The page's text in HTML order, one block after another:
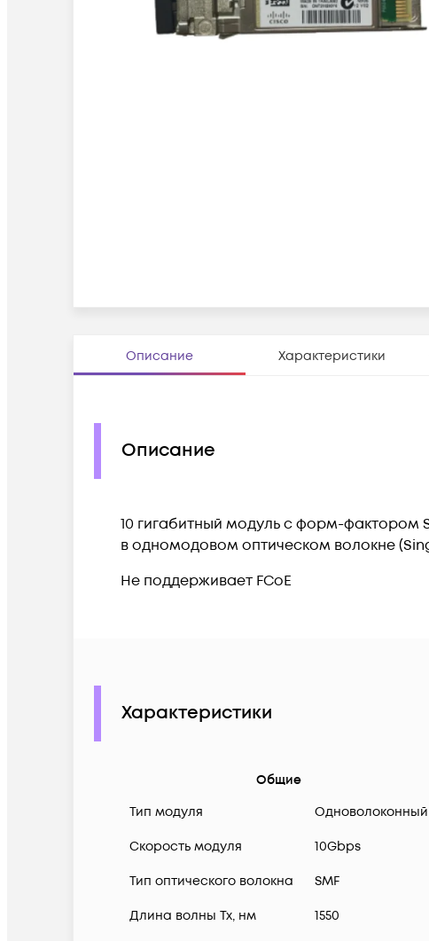
Описание Характеристики
Описание
10 гигабитный модуль с форм-фактором
в одномодовом оптическом волокне
Не поддерживает FCoE
Характеристики
Общие
Тип модуля
Одноволоконный
Скорость модуля 10Gbps
Тип оптического волокна SMF
Длина волны Tx, нм 1550